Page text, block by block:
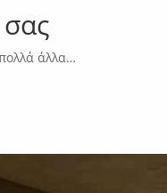
άλλα…